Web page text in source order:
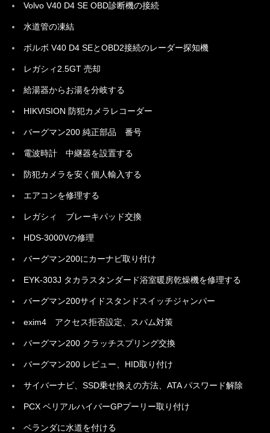
Volvo V40 D4 SE OBD診断機の接続
水道管の凍結
ボルボ V40 D4 SEとOBD2接続のレーダー探知機
レガシィ2.5GT 売却
給湯器からお湯を分岐する
HIKVISION 防犯カメラレコーダー
バーグマン200 純正部品 番号
電波時計 中継器を設置する
防犯カメラを安く個人輸入する
エアコンを修理する
レガシィ ブレーキパッド交換
HDS-3000Vの修理
バーグマン200にカーナビ取り付け
EYK-303J タカラスタンダード浴室暖房乾燥機を修理する
バーグマン200サイドスタンドスイッチジャンパー
exim4 アクセス拒否設定、スパム対策
バーグマン200 クラッチスプリング交換
バーグマン200 レビュー、HID取り付け
サイバーナビ、SSD乗せ換えの方法、ATA パスワード解除
PCX ベリアルハイパーGPプーリー取り付け
ベランダに水道を付ける